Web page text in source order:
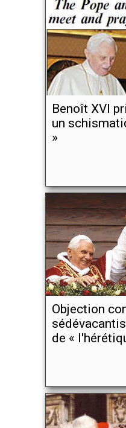
Benoît XVI
un
»
Objection
de «